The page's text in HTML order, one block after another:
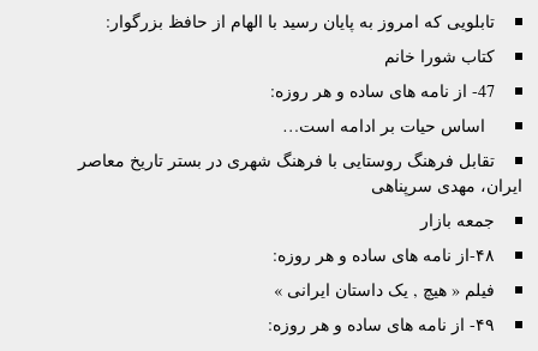
تابلویی که امروز به پایان رسید با الهام از حافظ بزرگوار:
کتاب شورا خانم
47- از نامه های ساده و هر روزه:
‌ ‌ اساس حیات بر ادامه است…‌ ‌
تقابل فرهنگ روستایی با فرهنگ شهری در بستر تاریخ معاصر
ایران، مهدی سرپناهی
جمعه بازار
۴۸-از نامه های ساده و هر روزه:
فیلم « هیچ , یک داستان ایرانی »
۴۹- از نامه های ساده و هر روزه: